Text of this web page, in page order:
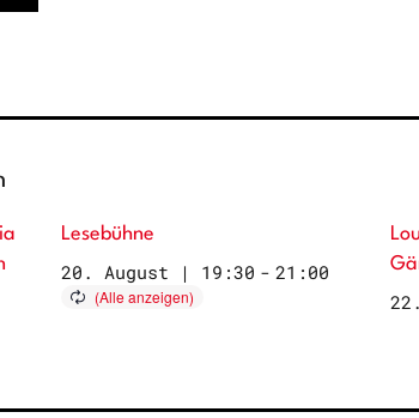
Lesebühne
20. August | 19:30 - 21:00